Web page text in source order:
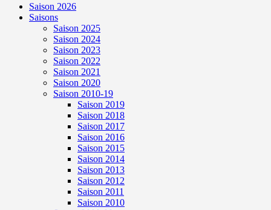
Saison 2026
Saisons
Saison 2025
Saison 2024
Saison 2023
Saison 2022
Saison 2021
Saison 2020
Saison 2010-19
Saison 2019
Saison 2018
Saison 2017
Saison 2016
Saison 2015
Saison 2014
Saison 2013
Saison 2012
Saison 2011
Saison 2010